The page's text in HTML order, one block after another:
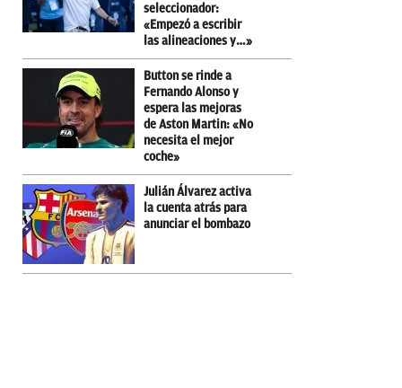
seleccionador:
«Empezó a escribir
las alineaciones y…»
Button se rinde a
Fernando Alonso y
espera las mejoras
de Aston Martin: «No
necesita el mejor
coche»
Julián Álvarez activa
la cuenta atrás para
anunciar el bombazo